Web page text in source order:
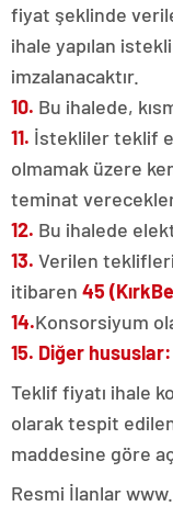
fiyat şeklinde
ihale yapılan
imzalanacaktır.
10. Bu ihalede,
11. İstekliler teklif
olmamak üzere
teminat
12. Bu ihalede
13. Verilen
itibaren 45
14.Konsorsiyum
15. Diğer hususlar:
Teklif fiyatı ihale
olarak tespit
maddesine göre
Resmi İlanlar